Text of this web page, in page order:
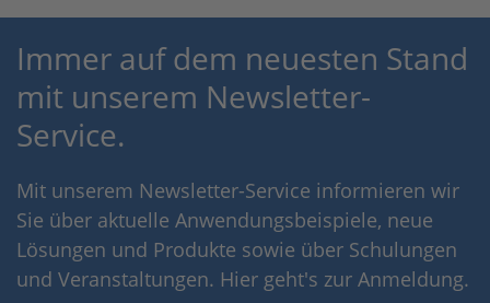
Immer auf dem neuesten Stand
mit unserem Newsletter-
Service.
Mit unserem Newsletter-Service informieren wir
Sie über aktuelle Anwendungsbeispiele, neue
Lösungen und Produkte sowie über Schulungen
und Veranstaltungen. Hier geht's zur Anmeldung.